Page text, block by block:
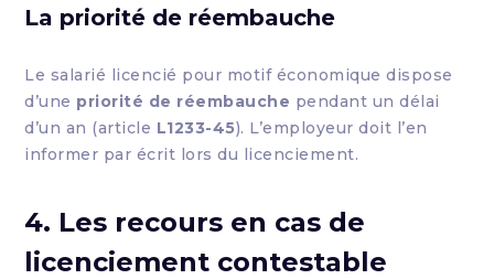
La priorité de réembauche
Le salarié licencié pour motif économique dispose
d’une priorité de réembauche pendant un délai
d’un an (article L1233-45). L’employeur doit l’en
informer par écrit lors du licenciement.
4. Les recours en cas de
licenciement contestable